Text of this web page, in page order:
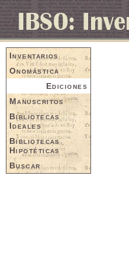
Inventarios
Onomástica
Ediciones
Manuscritos
Bibliotecas
Ideales
Bibliotecas
Hipotéticas
Buscar